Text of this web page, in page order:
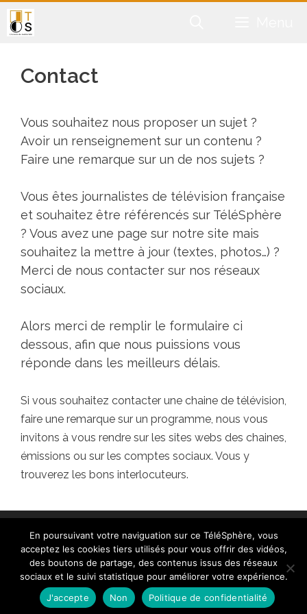
Aller
au
Contact
Vous souhaitez nous proposer un sujet ?
Avoir un renseignement sur un contenu ?
Faire une remarque sur un de nos sujets ?
Vous êtes journalistes de télévision française
et souhaitez être référencés sur TéléSphère
? Vous avez une page sur notre site mais
souhaitez la mettre à jour (textes, photos…) ?
Merci de nous contacter sur nos réseaux
sociaux.
Alors merci de remplir le formulaire ci
dessous, afin que nous puissions vous
réponde dans les meilleurs délais.
Si vous souhaitez contacter une chaine de télévision,
faire une remarque sur un programme, nous vous
invitons à vous rendre sur les sites webs des chaines,
émissions ou sur les comptes sociaux. Vous y
trouverez les bons interlocuteurs.
Contact|Mentions légales |Crédits|Politique de
cookies (UE) | © telesphere.fr 2026
En poursuivant votre naviguation sur ce TéléSphère, vous
acceptez les cookies tiers utilisés pour vous offrir des vidéos,
des boutons de partage, des contenus issus des réseaux
sociaux et le suivi statistique pour améliorer votre expérience.
J'accepte
Non Politique de confidentialité